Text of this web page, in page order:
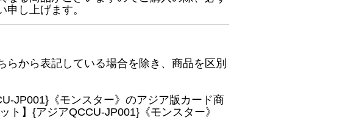
し上げます。
から表記している場合を除き、商品を区別
JP001}《モンスター》のアジア版カード商
】{アジアQCCU-JP001}《モンスター》